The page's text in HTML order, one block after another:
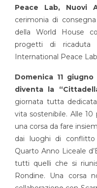
Peace Lab, Nuovi
cerimonia di
della World House
progetti di ricaduta
International Peace
Domenica 11
diventa la
giornata tutta
vita sostenibile. Alle
una corsa da fare
dai luoghi di
Quarto Anno Liceale
tutti quelli che si
Rondine. Una corsa